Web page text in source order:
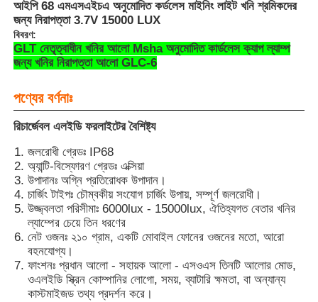
বাড়ি
পণ্য
আইপি 68 এমএসএইচএ অনুমোদিত কর্ডলেস মাইনিং লাইট খনি শ্রমিকদের
জন্য নিরাপত্তা 3.7V 15000 LUX
বিবরণ:
GLT নেতৃত্বাধীন খনির আলো Msha অনুমোদিত কার্ডলেস ক্যাপ ল্যাম্প
জন্য খনির নিরাপত্তা আলো GLC-6
পণ্যের বর্ণনাঃ
রিচার্জেবল এলইডি ফরলাইটের বৈশিষ্ট্য
জলরোধী গ্রেডঃ IP68
অ্যান্টি-বিস্ফোরণ গ্রেডঃ এক্সিয়া
উপাদানঃ অগ্নি প্রতিরোধক উপাদান।
চার্জিং টাইপঃ চৌম্বকীয় সংযোগ চার্জিং উপায়, সম্পূর্ণ জলরোধী।
উজ্জ্বলতা পরিসীমাঃ 6000lux - 15000lux, ঐতিহ্যগত বেতার খনির
ল্যাম্পের চেয়ে তিন ধরণের
নেট ওজনঃ ২১০ গ্রাম, একটি মোবাইল ফোনের ওজনের মতো, আরো
বহনযোগ্য।
ফাংশনঃ প্রধান আলো - সহায়ক আলো - এসওএস তিনটি আলোর মোড,
ওএলইডি স্ক্রিন কোম্পানির লোগো, সময়, ব্যাটারি ক্ষমতা, বা অন্যান্য
কাস্টমাইজড তথ্য প্রদর্শন করে।